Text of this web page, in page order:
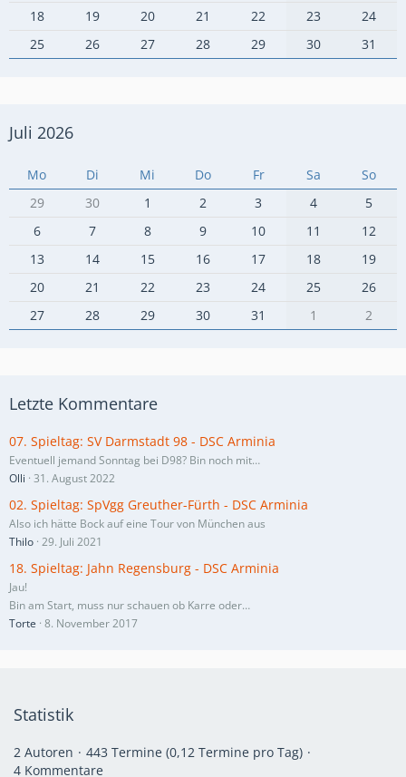
18
19 20 21 22 23
24
25
26 27 28 29 30 31
Juli 2026
Mo Di Mi Do Fr Sa
So
29
30 1 2 3 4
5
6
7 8 9 10 11
12
13
14 15 16 17 18
19
20
21 22 23 24 25
26
27
28 29 30 31 1 2
Letzte Kommentare
07. Spieltag: SV Darmstadt 98 - DSC Arminia
Eventuell jemand Sonntag bei D98? Bin noch mit…
Olli 31. August 2022
02. Spieltag: SpVgg Greuther-Fürth - DSC Arminia
Also ich hätte Bock auf eine Tour von München aus
Thilo 29. Juli 2021
18. Spieltag: Jahn Regensburg - DSC Arminia
Jau!
Bin am Start, muss nur schauen ob Karre oder…
Torte 8. November 2017
Statistik
2 Autoren
443 Termine (0,12 Termine pro Tag)
4 Kommentare